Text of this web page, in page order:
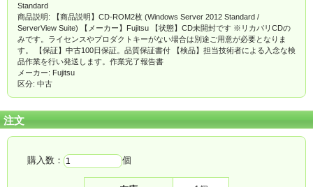
Standard
商品説明: 【商品説明】CD-ROM2枚 (Windows Server 2012 Standard /
ServerView Suite) 【メーカー】Fujitsu 【状態】CD未開封です ※リカバリCDの
みです。ライセンスやプロダクトキーがない場合は別途ご用意が必要となりま
す。 【保証】中古100日保証。品質保証書付 【検品】担当技術者による入念な検
品作業を行い発送します。作業完了報告書
メーカー: Fujitsu
区分: 中古
注文
購入数： 個